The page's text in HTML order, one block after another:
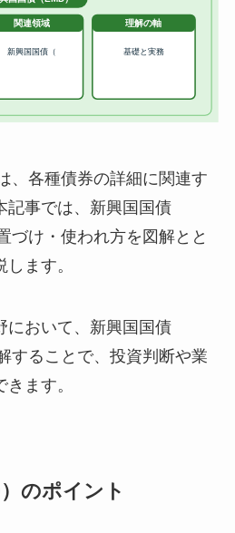
、各種債券の詳細に関連す
記事では、新興国国債
づけ・使われ方を図解とと
ます。
において、新興国国債
することで、投資判断や業
ます。
のポイント